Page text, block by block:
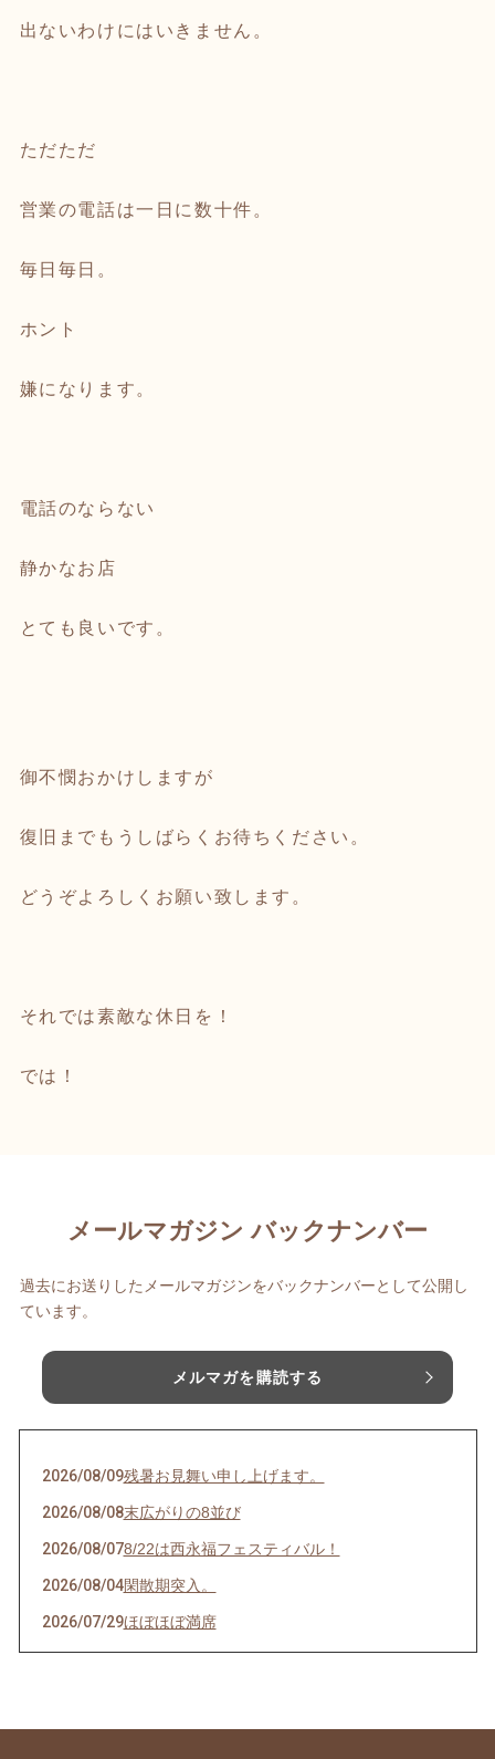
出ないわけにはいきません。
ただただ
営業の電話は一日に数十件。
毎日毎日。
ホント
嫌になります。
電話のならない
静かなお店
とても良いです。
御不憫おかけしますが
復旧までもうしばらくお待ちください。
どうぞよろしくお願い致します。
それでは素敵な休日を！
では！
メールマガジン バックナンバー
過去にお送りしたメールマガジンをバックナンバーとして公開し
ています。
メルマガを購読する
2026/08/09残暑お見舞い申し上げます。
2026/08/08末広がりの8並び
2026/08/078/22は西永福フェスティバル！
2026/08/04閑散期突入。
2026/07/29ほぼほぼ満席
2026/07/28その日のために頑張れる。
2026/07/23うなぎを食べてエネルギーチャージ！